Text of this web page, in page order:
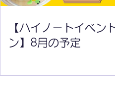
【ハイノートイベン
ン】8月の予定